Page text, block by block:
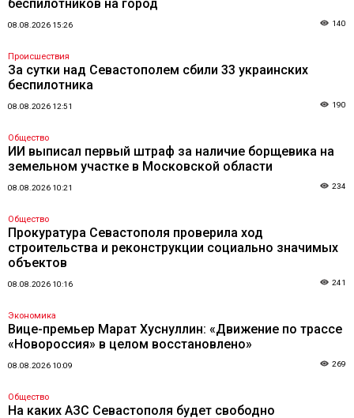
беспилотников на город
08.08.2026 15:26 140
Происшествия
За сутки над Севастополем сбили 33 украинских
беспилотника
08.08.2026 12:51 190
Общество
ИИ выписал первый штраф за наличие борщевика на
земельном участке в Московской области
08.08.2026 10:21 234
Общество
Прокуратура Севастополя проверила ход
строительства и реконструкции социально значимых
объектов
08.08.2026 10:16 241
Экономика
Вице-премьер Марат Хуснуллин: «Движение по трассе
«Новороссия» в целом восстановлено»
08.08.2026 10:09 269
Общество
На каких АЗС Севастополя будет свободно